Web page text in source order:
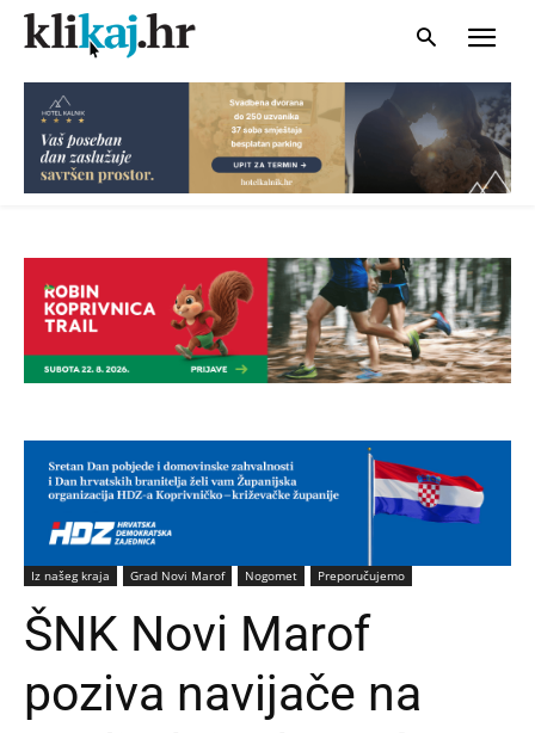
Iz našeg kraja Grad Novi Marof Nogomet Preporučujemo
ŠNK Novi Marof
poziva navijače na